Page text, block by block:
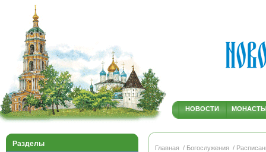
Главная / Богослужения /
НОВОСТИ
Разделы